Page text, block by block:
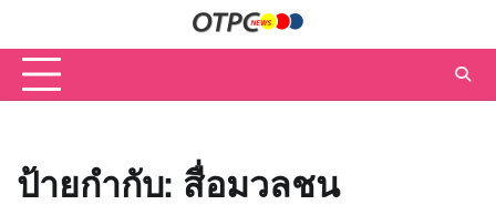
content
ป้ายกำกับ: สื่อมวลชน